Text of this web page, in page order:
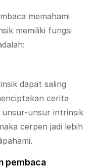
memahami
memiliki fungsi
dapat saling
cerita
unsur-unsur intrinsik
cerpen jadi lebih
pembaca